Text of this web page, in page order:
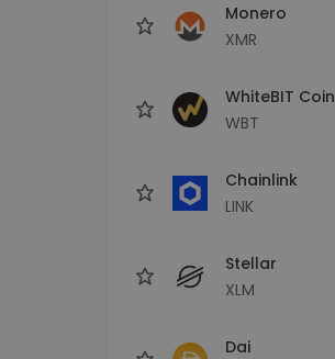
Monero
XMR
WhiteBIT Coin
WBT
Chainlink
LINK
Stellar
XLM
Dai